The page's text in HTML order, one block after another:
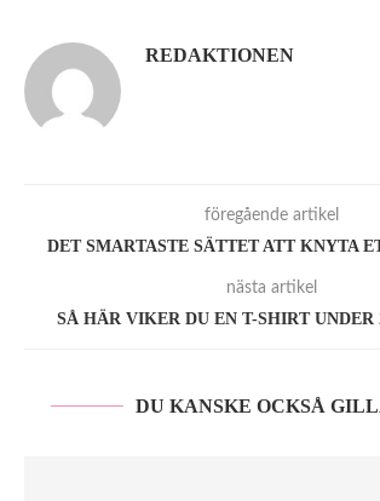
REDAKTIONEN
föregående artikel
DET SMARTASTE SÄTTET ATT KNYTA
nästa artikel
SÅ HÄR VIKER DU EN T-SHIRT UNDER
DU KANSKE OCKSÅ